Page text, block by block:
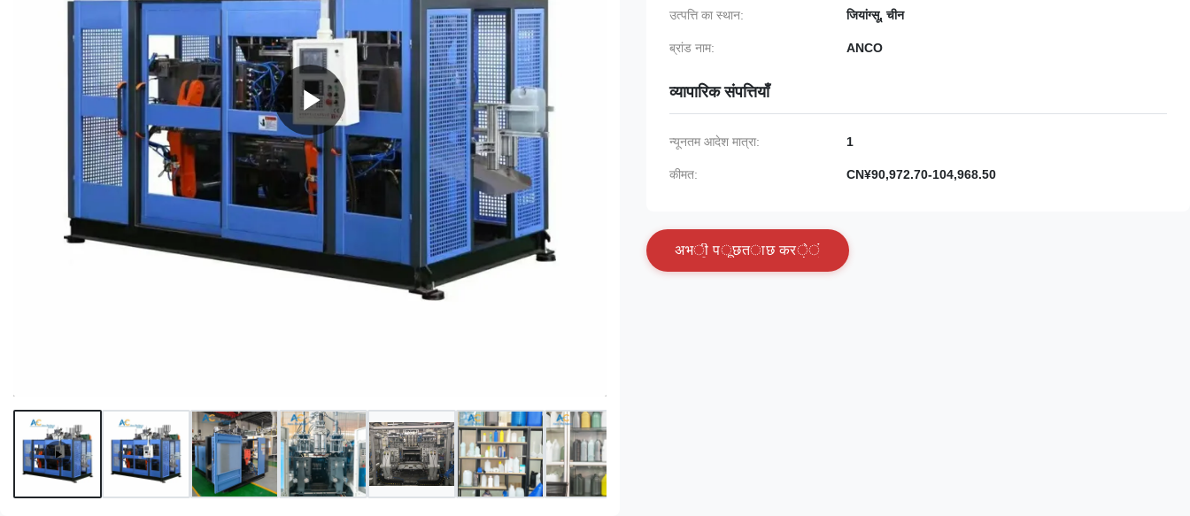
उत्पत्ति का स्थान: जियांग्सू, चीन
ब्रांड नाम: ANCO
व्यापारिक संपत्तियाँ
न्यूनतम आदेश मात्रा: 1
कीमत: CN¥90,972.70-104,968.50
अभी पूछताछ करें